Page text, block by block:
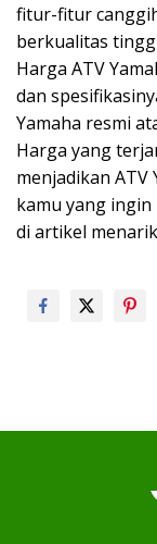
fitur-fitur
berkualitas
Harga ATV
dan
Yamaha resmi
Harga yang
menjadikan
kamu yang ingin
di artikel